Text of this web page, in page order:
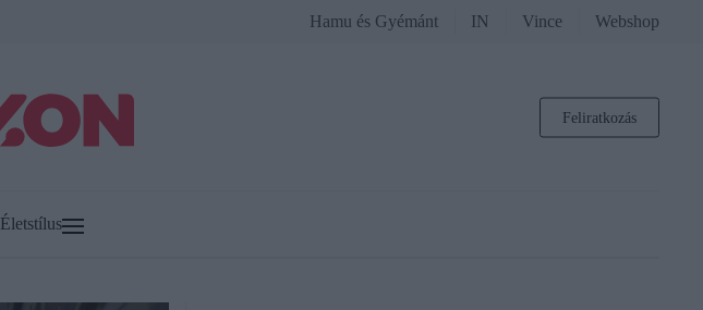
Hamu és Gyémánt IN Vince Webshop
Feliratkozás
Életstílus